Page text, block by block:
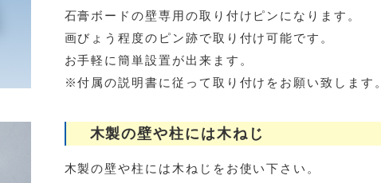
石膏ボードの壁専用の取り付けピンになります。
画びょう程度のピン跡で取り付け可能です。
お手軽に簡単設置が出来ます。
※付属の説明書に従って取り付けをお願い致します。
木製の壁や柱には木ねじ
木製の壁や柱には木ねじをお使い下さい。